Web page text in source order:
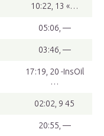
10:22, 13 «…
05:06, —
03:46, —
17:19, 20 -InsOil
…
02:02, 9 45
20:55, —